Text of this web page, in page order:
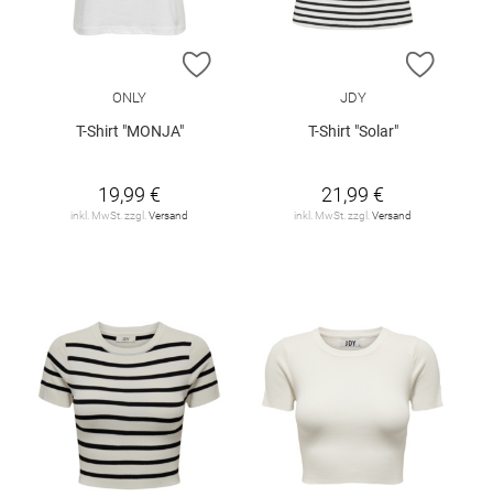
ZUR WUNSCHLISTE HINZUFÜGEN
ONLY
T-Shirt "MONJA"
19,99 €
inkl. MwSt. zzgl. Versand
ZUR
JDY
T-Shirt "Solar"
21,99 €
inkl. MwSt. zzgl. Versand